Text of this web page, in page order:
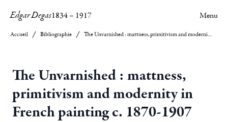
Edgar Degas1834– 1917 Menu
Accueil Bibliographie The Unvarnished : mattness, primitivism and modernity in French painting c. 1870-1907
The Unvarnished : mattness,
primitivism and modernity in
French painting c. 1870-1907